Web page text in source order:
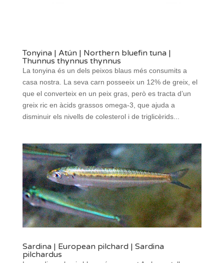
Tonyina | Atún | Northern bluefin tuna |
Thunnus thynnus thynnus
La tonyina és un dels peixos blaus més consumits a
casa nostra. La seva carn posseeix un 12% de greix, el
que el converteix en un peix gras, però es tracta d’un
greix ric en àcids grassos omega-3, que ajuda a
disminuir els nivells de colesterol i de triglicèrids...
Sardina | European pilchard | Sardina
pilchardus